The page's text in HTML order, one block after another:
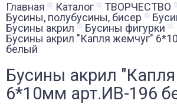
Главная Каталог
ТВОРЧЕСТВО
Бусины, полубусины, бисер
Бусины акрил
Бусины фигурки
Бусины акрил "Капля жемчуг"
белый
Бусины акрил
6*10мм арт.ИВ-196